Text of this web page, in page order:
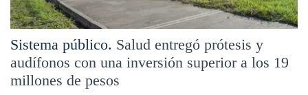
Sistema público. Salud entregó prótesis y
audífonos con una inversión superior a los 19
millones de pesos